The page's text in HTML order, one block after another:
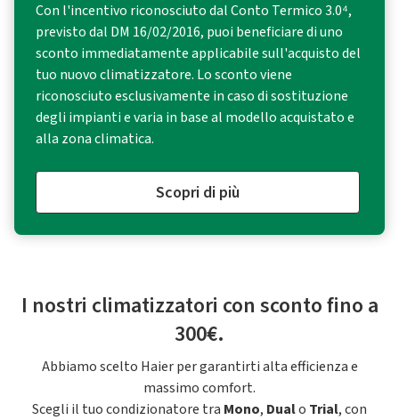
Con l'incentivo riconosciuto dal Conto Termico 3.0⁴,
previsto dal DM 16/02/2016, puoi beneficiare di uno
sconto immediatamente applicabile sull'acquisto del
tuo nuovo climatizzatore. Lo sconto viene
riconosciuto esclusivamente in caso di sostituzione
degli impianti e varia in base al modello acquistato e
alla zona climatica.
Scopri di più
I nostri climatizzatori con sconto fino a
300€.
Abbiamo scelto Haier per garantirti alta efficienza e
massimo comfort.
Scegli il tuo condizionatore tra Mono, Dualo Trial, con